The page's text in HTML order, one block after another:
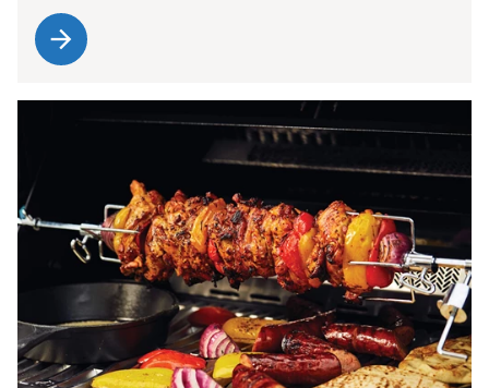
arrow_forward